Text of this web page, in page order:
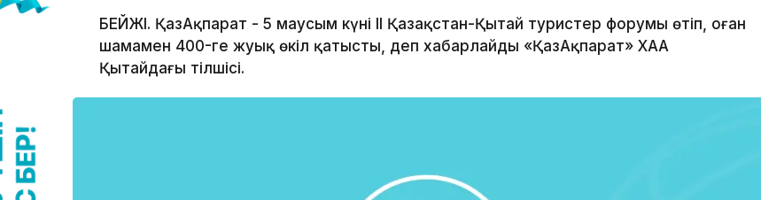
БЕЙЖІҢ. ҚазАқпарат - 5 маусым күні II Қазақстан-Қытай туристер форумы өтіп, оған
шамамен 400-ге жуық өкіл қатысты, деп хабарлайды «ҚазАқпарат» ХАА
Қытайдағы тілшісі.